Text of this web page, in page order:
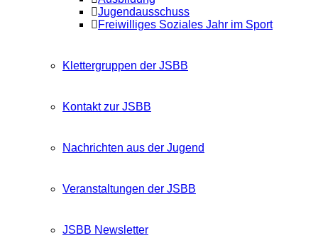
Jugendausschuss
Freiwilliges Soziales Jahr im Sport
Klettergruppen der JSBB
Kontakt zur JSBB
Nachrichten aus der Jugend
Veranstaltungen der JSBB
JSBB Newsletter